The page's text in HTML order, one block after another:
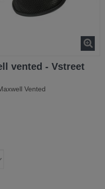
vented - Vstreet
Vented